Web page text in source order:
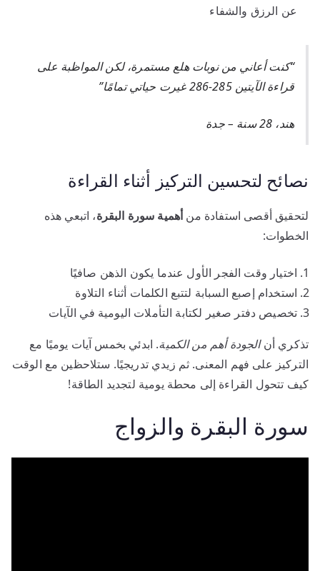
عن الرزق والشفاء
“كنت أعاني من نوبات هلع مستمرة، لكن المواظبة على
قراءة الآيتين 285-286 غيرت حياتي تمامًا”
هند، 28 سنة – جدة
نصائح لتحسين التركيز أثناء القراءة
لتحقيق أقصى استفادة منأهمية سورة البقرة، اتبعي هذه
الخطوات:
اختيار وقت الفجر الأول عندما يكون الذهن صافيًا
استخدام إصبع السبابة لتتبع الكلمات أثناء التلاوة
تخصيص دفتر صغير لكتابة التأملات اليومية في الآيات
تذكري أنالجودة أهم من الكمية. ابدئي بخمس آيات يوميًا مع
التركيز على فهم المعنى. ثم زيدي تدريجيًا. ستلاحظين مع الوقت
كيف تتحول القراءة إلى محطة يومية لتجديد الطاقة!
سورة البقرة والزواج